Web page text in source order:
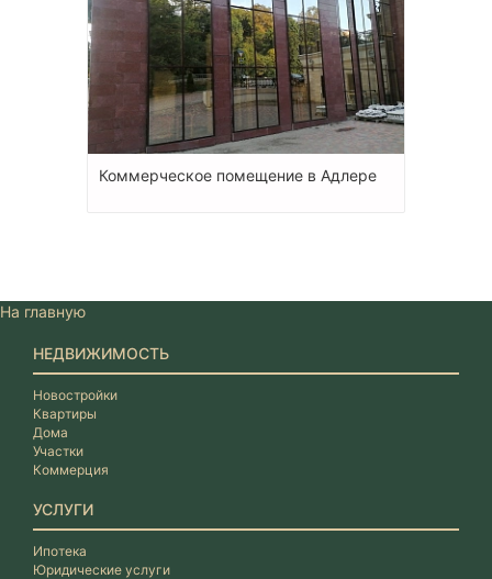
Коммерческое помещение в Адлере
На главную
НЕДВИЖИМОСТЬ
Новостройки
Квартиры
Дома
Участки
Коммерция
УСЛУГИ
Ипотека
Юридические услуги